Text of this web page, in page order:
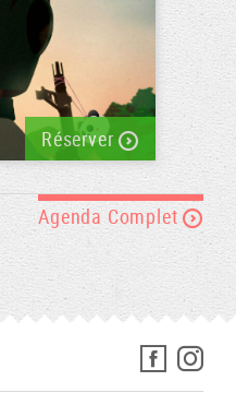
Réserver
Agenda Complet